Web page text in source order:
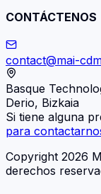
CONTÁCTENOS
contact@mai-
Basque
Derio, Bizkaia
Si tiene alguna
para
Copyright 2026
derechos